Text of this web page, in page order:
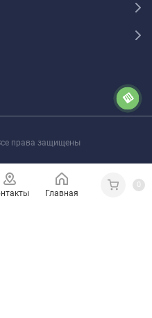
права защищены
Главная Кабинет
0